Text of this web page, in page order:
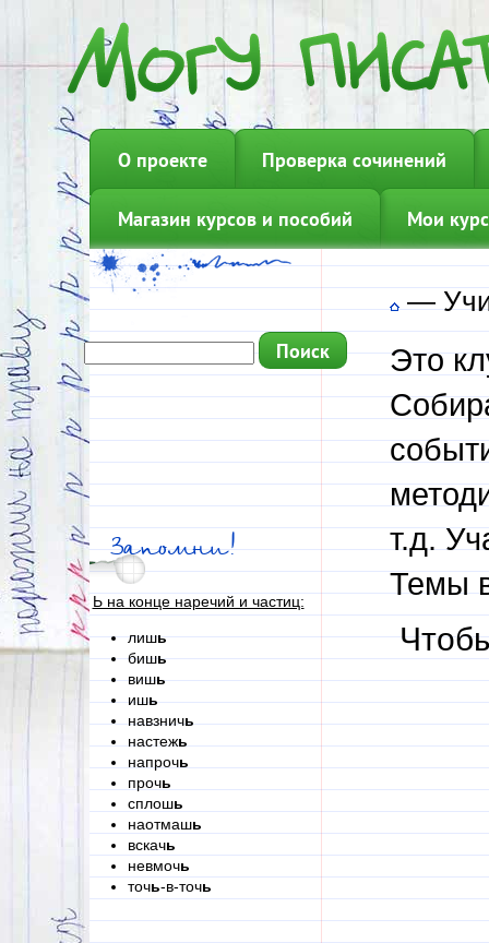
О проекте Проверка сочинений
Магазин курсов и пособий Мои
Запомни!
Ь на конце наречий и частиц:
лишь
бишь
вишь
ишь
навзничь
настежь
напрочь
прочь
сплошь
наотмашь
вскачь
невмочь
точь-в-точь
—
Это
т.д.
Темы